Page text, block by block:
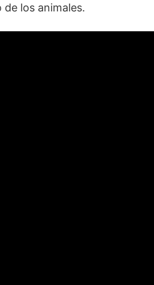
los animales.